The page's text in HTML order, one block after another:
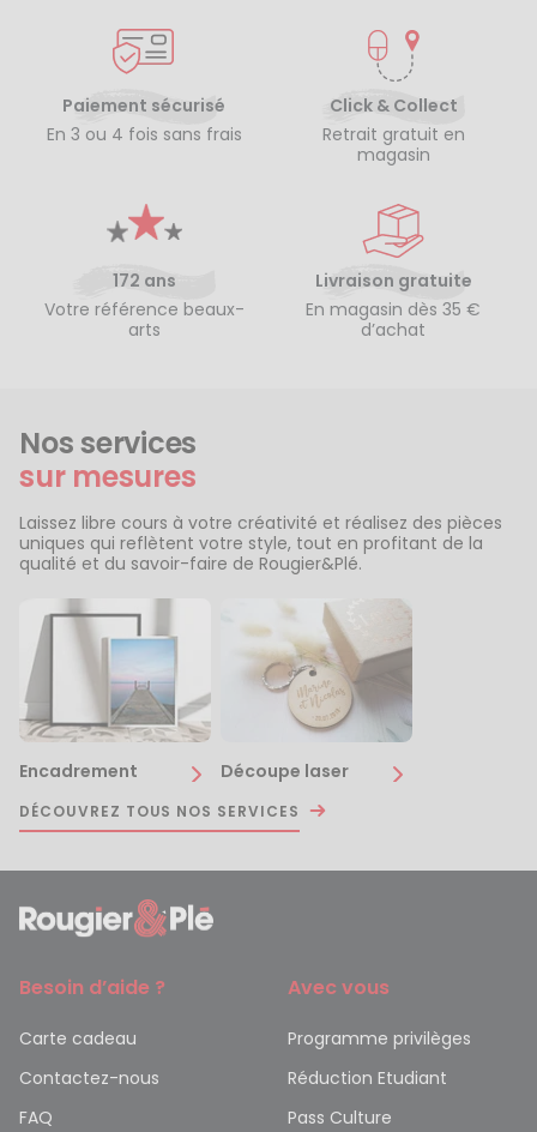
Paiement sécurisé
En 3 ou 4 fois sans frais
Click & Collect
Retrait gratuit en
magasin
172 ans
Votre référence beaux-
arts
Livraison gratuite
En magasin dès 35 €
d’achat
Nos services
sur mesures
Laissez libre cours à votre créativité et réalisez des pièces
uniques qui reflètent votre style, tout en profitant de la
qualité et du savoir-faire de Rougier&Plé.
Encadrement Découpe laser
DÉCOUVREZ TOUS NOS SERVICES
Besoin d’aide ?
Carte cadeau
Contactez-nous
FAQ
Avec vous
Programme privilèges
Réduction Etudiant
Pass Culture